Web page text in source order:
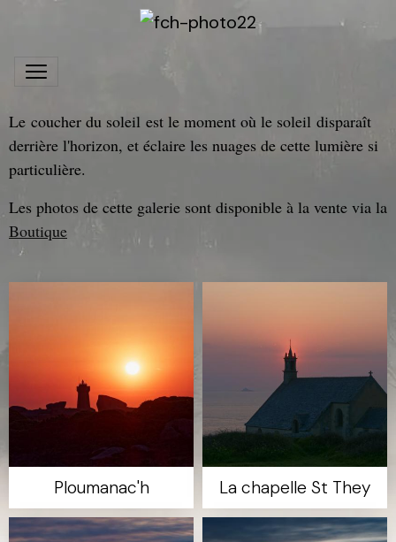
Le coucher du soleil est le moment où le soleil disparaît
derrière l'horizon, et éclaire les nuages de cette lumière si
particulière.
Les photos de cette galerie sont disponible à la vente via la
Boutique
Ploumanac'h La chapelle St They